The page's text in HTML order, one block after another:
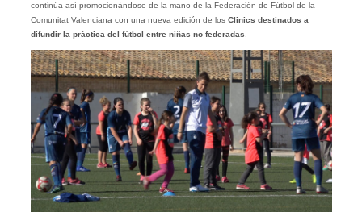
continúa así promocionándose de la mano de la Federación de Fútbol de la
Comunitat Valenciana con una nueva edición de los Clinics destinados a
difundir la práctica del fútbol entre niñas no federadas